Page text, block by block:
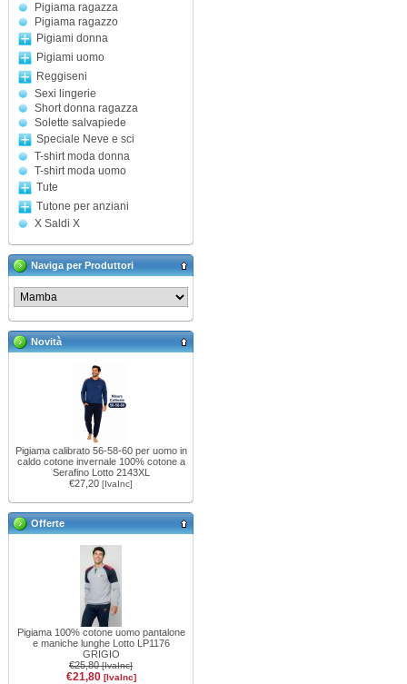
Pigiama ragazza
Pigiama ragazzo
Pigiami donna
Pigiami uomo
Reggiseni
Sexi lingerie
Short donna ragazza
Solette salvapiede
Speciale Neve e sci
T-shirt moda donna
T-shirt moda uomo
Tute
Tutone per anziani
X Saldi X
Naviga per Produttori
Novità
Pigiama calibrato 56-58-60 per uomo in
caldo cotone invernale 100% cotone a
Serafino Lotto 2143XL
€27,20 [IvaInc]
Offerte
Pigiama 100% cotone uomo pantalone
e maniche lunghe Lotto LP1176
GRIGIO
€25,80[IvaInc]
€21,80 [IvaInc]